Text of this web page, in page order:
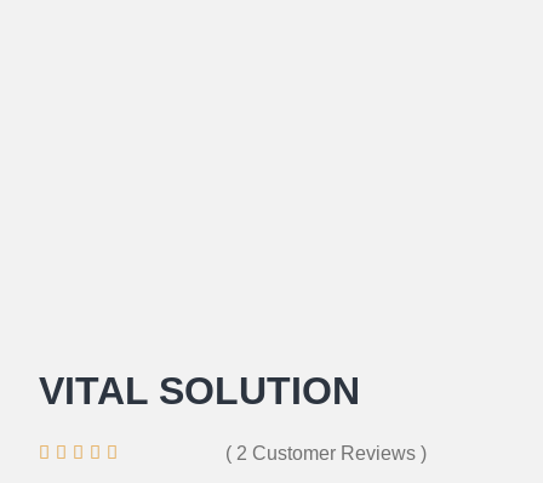
VITAL SOLUTION
     ( 2 Customer Reviews )